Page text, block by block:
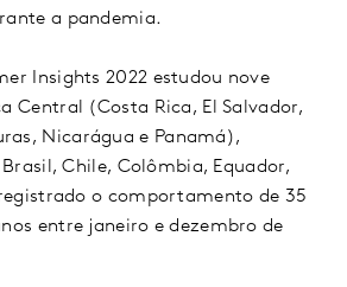
a pandemia.
Insights 2022 estudou nove
Central (Costa Rica, El Salvador,
Nicarágua e Panamá),
Chile, Colômbia, Equador,
o comportamento de 35
entre janeiro e dezembro de